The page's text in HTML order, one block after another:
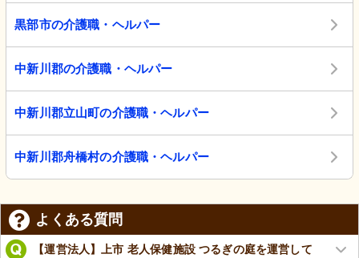
黒部市の介護職・ヘルパー
中新川郡の介護職・ヘルパー
中新川郡立山町の介護職・ヘルパー
中新川郡舟橋村の介護職・ヘルパー
よくある質問
【運営法人】上市 老人保健施設 つるぎの庭を運営して